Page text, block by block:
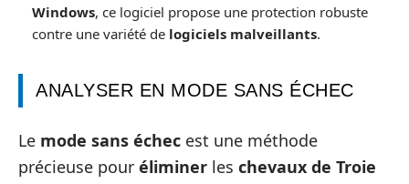
Windows, ce logiciel propose une protection robuste
contre une variété de logiciels malveillants.
ANALYSER EN MODE SANS ÉCHEC
Le mode sans échec est une méthode
précieuse pour éliminer les chevaux de Troie